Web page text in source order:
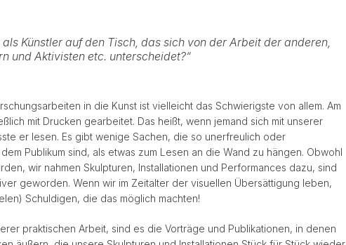
als Künstler auf den Tisch, das sich von der Arbeit der anderen,
und Aktivisten etc. unterscheidet?“
in die Kunst ist vielleicht das Schwierigste von allem. Am
mit Drucken gearbeitet. Das heißt, wenn jemand sich mit unserer
er lesen. Es gibt wenige Sachen, die so unerfreulich oder
Publikum sind, als etwas zum Lesen an die Wand zu hängen. Obwohl
wir nahmen Skulpturen, Installationen und Performances dazu, sind
geworden. Wenn wir im Zeitalter der visuellen Übersättigung leben,
Schuldigen, die das möglich machten!
praktischen Arbeit, sind es die Vorträge und Publikationen, in denen